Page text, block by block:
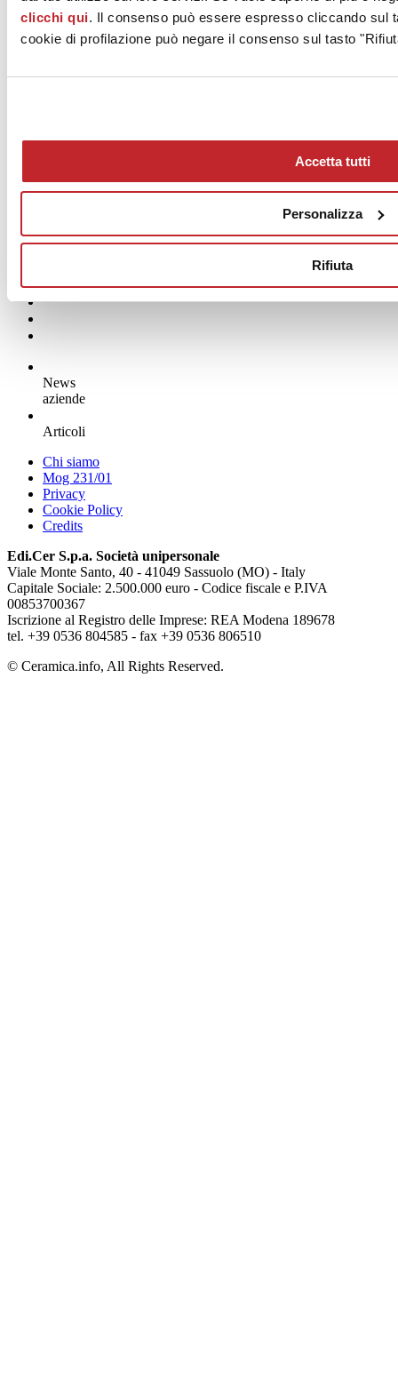
clicchi qui. Il consenso può essere espresso cliccando sul
cookie di profilazione può negare il consenso sul tasto
Accetta tutti
Personalizza
Rifiuta
News
aziende
Articoli
Chi siamo
Mog 231/01
Privacy
Cookie Policy
Credits
Edi.Cer S.p.a. Società unipersonale
Viale Monte Santo, 40 - 41049 Sassuolo (MO) - Italy
Capitale Sociale: 2.500.000 euro - Codice fiscale e P.IVA
00853700367
Iscrizione al Registro delle Imprese: REA Modena 189678
tel. +39 0536 804585 - fax +39 0536 806510
© Ceramica.info, All Rights Reserved.